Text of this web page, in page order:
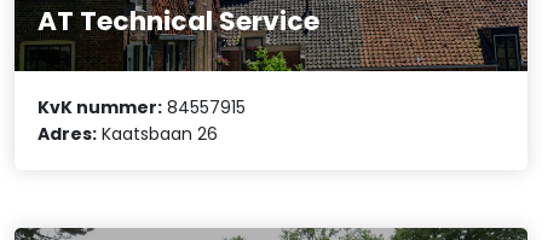
AT Technical Service
KvK nummer: 84557915
Adres: Kaatsbaan 26